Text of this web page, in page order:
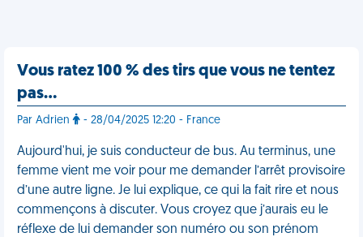
Vous ratez 100 % des tirs que vous ne tentez
pas…
Par Adrien - 28/04/2025 12:20 - France
Aujourd'hui, je suis conducteur de bus. Au terminus, une
femme vient me voir pour me demander l’arrêt provisoire
d’une autre ligne. Je lui explique, ce qui la fait rire et nous
commençons à discuter. Vous croyez que j’aurais eu le
réflexe de lui demander son numéro ou son prénom